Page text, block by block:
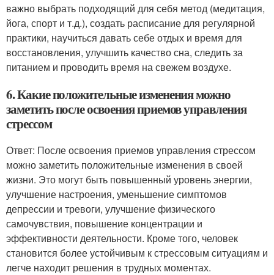
важно выбрать подходящий для себя метод (медитация,
йога, спорт и т.д.), создать расписание для регулярной
практики, научиться давать себе отдых и время для
восстановления, улучшить качество сна, следить за
питанием и проводить время на свежем воздухе.
6. Какие положительные изменения можно
заметить после освоения приемов управления
стрессом
Ответ: После освоения приемов управления стрессом
можно заметить положительные изменения в своей
жизни. Это могут быть повышенный уровень энергии,
улучшение настроения, уменьшение симптомов
депрессии и тревоги, улучшение физического
самочувствия, повышение концентрации и
эффективности деятельности. Кроме того, человек
становится более устойчивым к стрессовым ситуациям и
легче находит решения в трудных моментах.